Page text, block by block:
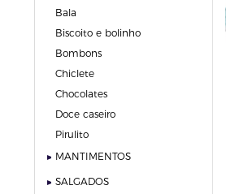
bala
biscoito e bolinho
bombons
chiclete
chocolates
doce caseiro
pirulito
MANTIMENTOS
SALGADOS